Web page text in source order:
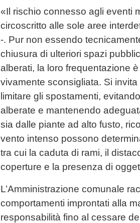
«Il rischio connesso agli eventi
circoscritto alle sole aree
-. Pur non essendo
chiusura di ulteriori spazi
alberati, la loro frequentazione
vivamente sconsigliata. Si
limitare gli spostamenti,
alberate e mantenendo
sia dalle piante ad alto fusto,
vento intenso possono
tra cui la caduta di rami, il
coperture e la presenza di
L’Amministrazione comunale
comportamenti improntati alla
responsabilità fino al cessare